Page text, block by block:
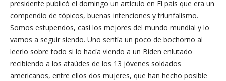
presidente publicó el domingo un artículo en El país que era un
compendio de tópicos, buenas intenciones y triunfalismo.
Somos estupendos, casi los mejores del mundo mundial y lo
vamos a seguir siendo. Uno sentía un poco de bochorno al
leerlo sobre todo si lo hacía viendo a un Biden enlutado
recibiendo a los ataúdes de los 13 jóvenes soldados
americanos, entre ellos dos mujeres, que han hecho posible